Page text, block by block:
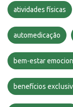
atividades físicas
automedicação
bem-estar
benefícios